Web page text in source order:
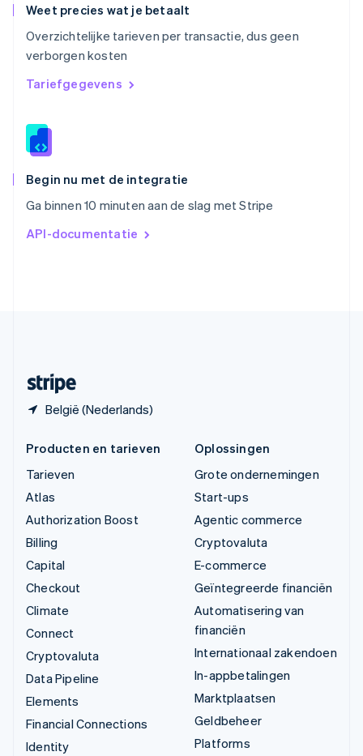
Weet precies wat je betaalt
Overzichtelijke tarieven per transactie, dus geen
verborgen kosten
Tariefgegevens
Begin nu met de integratie
Ga binnen 10 minuten aan de slag met Stripe
API-documentatie
België (Nederlands)
English简体中文
EnglishItaliano
Slowakije
English
Spanje
Thailand
Tsjechië
English
简体中文English
English
Producten en tarieven
Tarieven
Atlas
Authorization Boost
Billing
Capital
Checkout
Climate
Connect
Cryptovaluta
Data Pipeline
Elements
Financial Connections
Identity
Oplossingen
Grote ondernemingen
Start-ups
Agentic commerce
Cryptovaluta
E-commerce
Geïntegreerde financiën
Automatisering van
financiën
Internationaal zakendoen
In-appbetalingen
Marktplaatsen
Geldbeheer
Platforms